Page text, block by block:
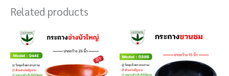
Related products